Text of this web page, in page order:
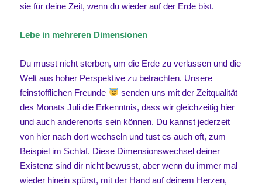
sie für deine Zeit, wenn du wieder auf der Erde bist.
Lebe in mehreren Dimensionen
Du musst nicht sterben, um die Erde zu verlassen und die
Welt aus hoher Perspektive zu betrachten. Unsere
feinstofflichen Freunde
senden uns mit der Zeitqualität
des Monats Juli die Erkenntnis, dass wir gleichzeitig hier
und auch anderenorts sein können. Du kannst jederzeit
von hier nach dort wechseln und tust es auch oft, zum
Beispiel im Schlaf. Diese Dimensionswechsel deiner
Existenz sind dir nicht bewusst, aber wenn du immer mal
wieder hinein spürst, mit der Hand auf deinem Herzen,